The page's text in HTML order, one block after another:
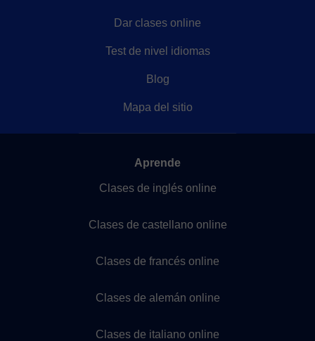
Dar clases online
Test de nivel idiomas
Blog
Mapa del sitio
Aprende
Clases de inglés online
Clases de castellano online
Clases de francés online
Clases de alemán online
Clases de italiano online